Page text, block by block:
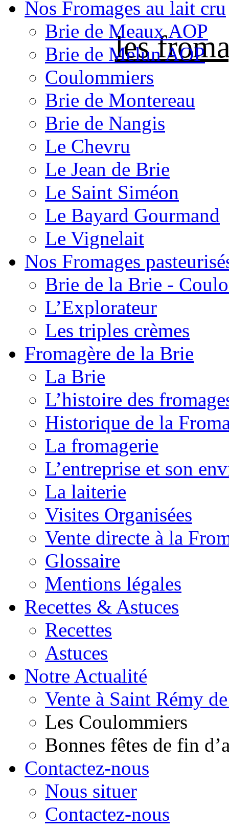
les
Nos Fromages au lait cru
Brie de Meaux AOP
Brie de Melun AOP
Coulommiers
Brie de Montereau
Brie de Nangis
Le Chevru
Le Jean de Brie
Le Saint Siméon
Le Bayard Gourmand
Le Vignelait
Nos Fromages
Brie de la Brie -
L’Explorateur
Les triples crèmes
Fromagère de la Brie
La Brie
L’histoire des
Historique de la
La fromagerie
L’entreprise et son
La laiterie
Visites Organisées
Vente directe à la
Glossaire
Mentions légales
Recettes & Astuces
Recettes
Astuces
Notre Actualité
Vente à Saint Rémy
Les Coulommiers
Bonnes fêtes de fin
Contactez-nous
Nous situer
Contactez-nous